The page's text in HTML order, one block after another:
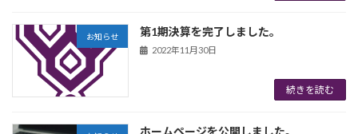
お知らせ 第1期決算を完了しました。
2022年11月30日
続きを読む